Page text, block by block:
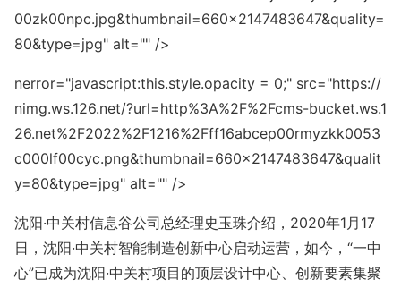
00zk00npc.jpg&thumbnail=660x2147483647&quality=
80&type=jpg" alt="" />
nerror="javascript:this.style.opacity = 0;" src="https://
nimg.ws.126.net/?url=http%3A%2F%2Fcms-bucket.ws.1
26.net%2F2022%2F1216%2Fff16abcep00rmyzkk0053
c000lf00cyc.png&thumbnail=660x2147483647&qualit
y=80&type=jpg" alt="" />
沈阳·中关村信息谷公司总经理史玉珠介绍，2020年1月17
日，沈阳·中关村智能制造创新中心启动运营，如今，“一中
心”已成为沈阳·中关村项目的顶层设计中心、创新要素集聚